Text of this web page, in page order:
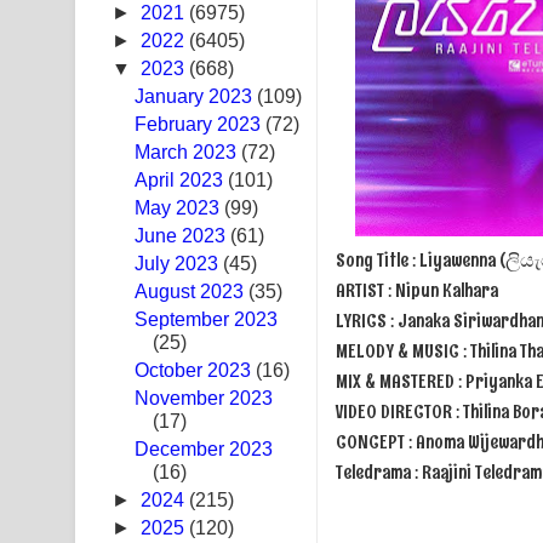
Pemwanthiye Song Lyrics - පෙම්වන්තියේ ගීතයේ පද
Manobhawa Song Lyrics - මනෝභව ගීතයේ පද පෙළ
Akahe Indala Song Lyrics - ආකාහේ ඉඳලා ගීතයේ පද
Raawaya Song Lyrics - රාවය ගීතයේ පද පෙළ
Saddeta Denna Song Lyrics - සද්දෙට දෙන්න ගීතයේ
Kaalaya Song Lyrics - කාලය ගීතයේ පද පෙළ
Aramuna Song Lyrics - අරමුණ ගීතයේ පද පෙළ
Sandata Duka Hithila Song Lyrics - සඳට දුක හිතිලා
Sihina Song Lyrics - සිහින ගීතයේ පද පෙළ
Father Song Lyrics - ෆාදර් ගීතයේ පද පෙළ
Dannawada Mawa Song Lyrics - දන්නවාද මාව
► 2021 (6975)
► 2022 (6405)
▼ 2023 (668)
January 2023 (109)
February 2023 (72)
March 2023 (72)
April 2023 (101)
May 2023 (99)
June 2023 (61)
July 2023 (45)
August 2023 (35)
September 2023
(25)
October 2023 (16)
November 2023
(17)
December 2023
(16)
► 2024 (215)
► 2025 (120)
Song Title : Liyawenna
ARTIST : Nipun Kalhara
LYRICS : Janaka
MELODY & MUSIC : Thilina
MIX & MASTERED :
VIDEO DIRECTOR : Thilina
CONCEPT : Anoma
Teledrama : Raajini